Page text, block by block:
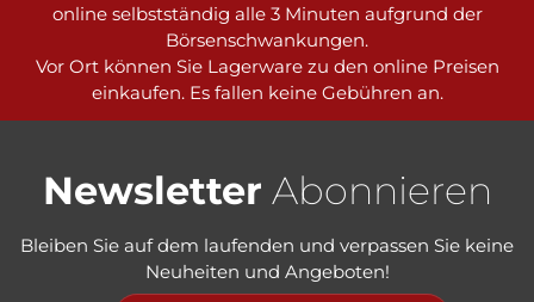
online selbstständig alle 3 Minuten aufgrund der
Börsenschwankungen.
Vor Ort können Sie Lagerware zu den online Preisen
einkaufen. Es fallen keine Gebühren an.
Newsletter Abonnieren
Bleiben Sie auf dem laufenden und verpassen Sie keine
Neuheiten und Angeboten!